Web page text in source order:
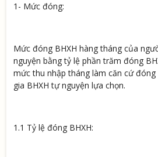
1- Mức đóng:
Mức đóng BHXH hàng tháng của
nguyện bằng tỷ lệ phần trăm đóng
mức thu nhập tháng làm căn cứ
gia BHXH tự nguyện lựa chọn.
1.1 Tỷ lệ đóng BHXH: